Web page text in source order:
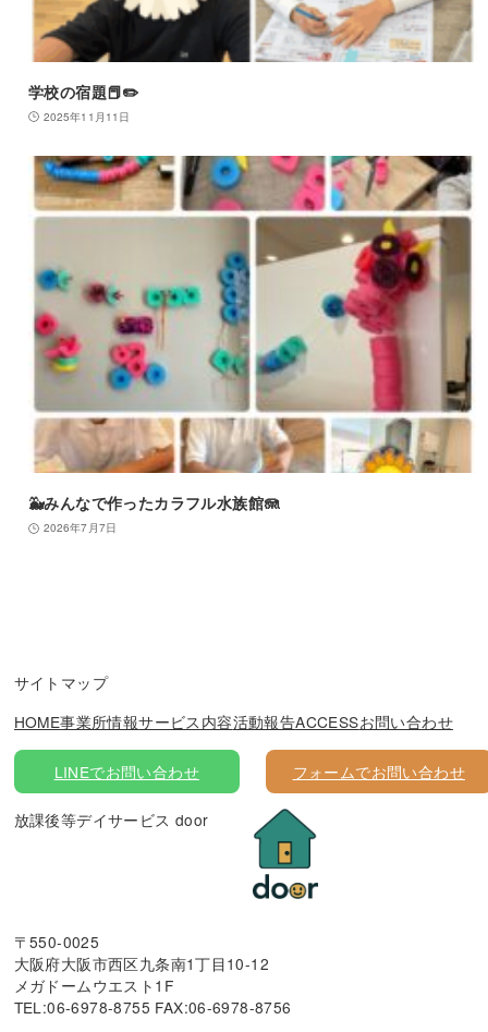
学校の宿題📕✏️
2025年11月11日
🐳みんなで作ったカラフル水族館🪼
2026年7月7日
サイトマップ
HOME事業所情報サービス内容活動報告ACCESSお問い合わせ
LINEでお問い合わせ フォームでお問い合わせ
放課後等デイサービス door
〒550-0025
大阪府大阪市西区九条南1丁目10-12
メガドームウエスト1F
TEL:06-6978-8755 FAX:06-6978-8756